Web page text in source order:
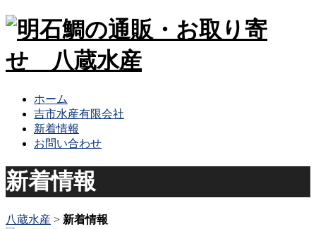
ホーム
吉市水産有限会社
新着情報
お問い合わせ
新着情報
八蔵水産 > 新着情報